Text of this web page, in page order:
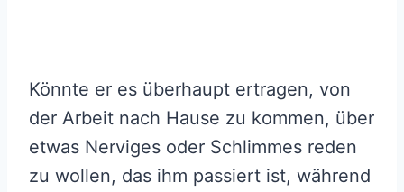
Könnte er es überhaupt ertragen, von
der Arbeit nach Hause zu kommen, über
etwas Nerviges oder Schlimmes reden
zu wollen, das ihm passiert ist, während